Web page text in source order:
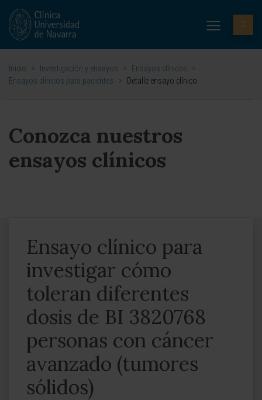
Inicio > Investigación y ensayos > Ensayos clínicos
>
Ensayos clínicos para pacientes
> Detalle ensayo clínico
Conozca nuestros
ensayos clínicos
Ensayo clínico para
investigar cómo
toleran diferentes
dosis de BI 3820768
personas con cáncer
avanzado (tumores
sólidos)